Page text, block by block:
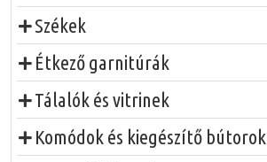
Székek
Étkező garnitúrák
Tálalók és vitrinek
Komódok és kiegészítő bútorok